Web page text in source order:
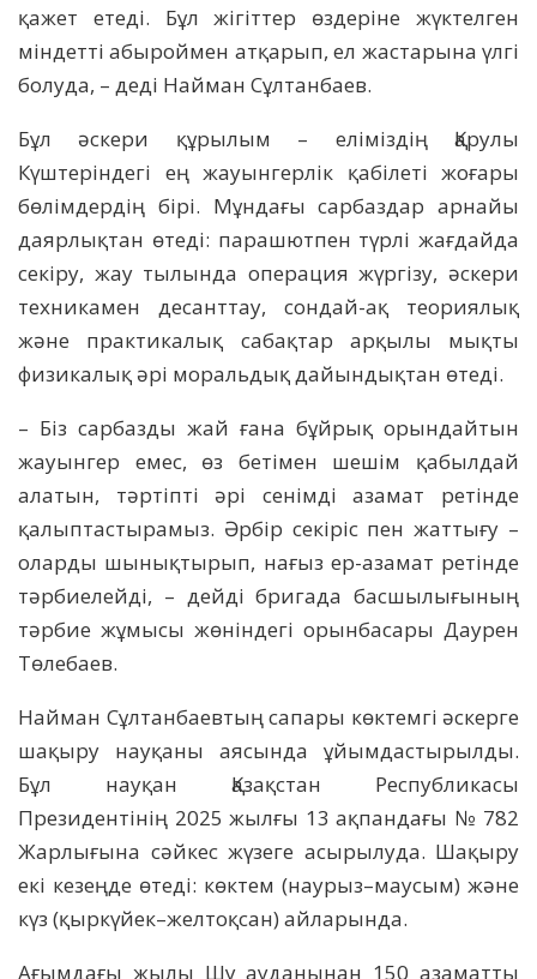
қажет етеді. Бұл жігіттер өздеріне жүктелген
міндетті абыроймен атқарып, ел жастарына үлгі
болуда, – деді Найман Сұлтанбаев.
Бұл әскери құрылым – еліміздің Қарулы
Күштеріндегі ең жауынгерлік қабілеті жоғары
бөлімдердің бірі. Мұндағы сарбаздар арнайы
даярлықтан өтеді: парашютпен түрлі жағдайда
секіру, жау тылында операция жүргізу, әскери
техникамен десанттау, сондай-ақ теориялық
және практикалық сабақтар арқылы мықты
физикалық әрі моральдық дайындықтан өтеді.
– Біз сарбазды жай ғана бұйрық орындайтын
жауынгер емес, өз бетімен шешім қабылдай
алатын, тәртіпті әрі сенімді азамат ретінде
қалыптастырамыз. Әрбір секіріс пен жаттығу –
оларды шынықтырып, нағыз ер-азамат ретінде
тәрбиелейді, – дейді бригада басшылығының
тәрбие жұмысы жөніндегі орынбасары Даурен
Төлебаев.
Найман Сұлтанбаевтың сапары көктемгі әскерге
шақыру науқаны аясында ұйымдастырылды.
Бұл науқан Қазақстан Республикасы
Президентінің 2025 жылғы 13 ақпандағы № 782
Жарлығына сәйкес жүзеге асырылуда. Шақыру
екі кезеңде өтеді: көктем (наурыз–маусым) және
күз (қыркүйек–желтоқсан) айларында.
Ағымдағы жылы Шу ауданынан 150 азаматты